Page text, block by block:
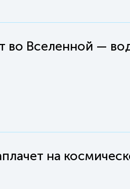
во Вселенной —
на